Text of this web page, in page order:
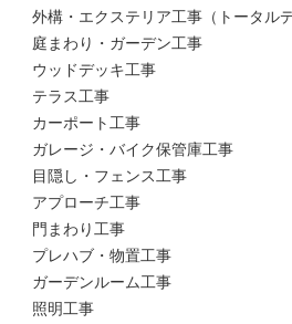
外構・エクステリア工事（トータル
庭まわり・ガーデン工事
ウッドデッキ工事
テラス工事
カーポート工事
ガレージ・バイク保管庫工事
目隠し・フェンス工事
アプローチ工事
門まわり工事
プレハブ・物置工事
ガーデンルーム工事
照明工事